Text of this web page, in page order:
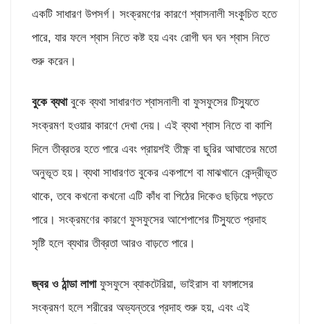
একটি সাধারণ উপসর্গ। সংক্রমণের কারণে শ্বাসনালী সংকুচিত হতে
পারে, যার ফলে শ্বাস নিতে কষ্ট হয় এবং রোগী ঘন ঘন শ্বাস নিতে
শুরু করেন।
বুকে ব্যথাবুকে ব্যথা সাধারণত শ্বাসনালী বা ফুসফুসের টিস্যুতে
সংক্রমণ হওয়ার কারণে দেখা দেয়। এই ব্যথা শ্বাস নিতে বা কাশি
দিলে তীব্রতর হতে পারে এবং প্রায়শই তীক্ষ্ণ বা ছুরির আঘাতের মতো
অনুভূত হয়। ব্যথা সাধারণত বুকের একপাশে বা মাঝখানে কেন্দ্রীভূত
থাকে, তবে কখনো কখনো এটি কাঁধ বা পিঠের দিকেও ছড়িয়ে পড়তে
পারে। সংক্রমণের কারণে ফুসফুসের আশেপাশের টিস্যুতে প্রদাহ
সৃষ্টি হলে ব্যথার তীব্রতা আরও বাড়তে পারে।
জ্বর ও ঠান্ডা লাগাফুসফুসে ব্যাকটেরিয়া, ভাইরাস বা ফাঙ্গাসের
সংক্রমণ হলে শরীরের অভ্যন্তরে প্রদাহ শুরু হয়, এবং এই